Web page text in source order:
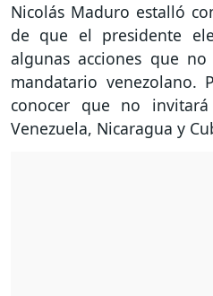
Nicolás Maduro estalló
de que el presidente
algunas acciones que
mandatario
conocer que no
Venezuela, Nicaragua y